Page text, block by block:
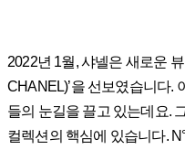
2022년 1월, 샤넬은 새로운
CHANEL)’을 선보였습니다.
들의 눈길을 끌고 있는데요.
컬렉션의 핵심에 있습니다.